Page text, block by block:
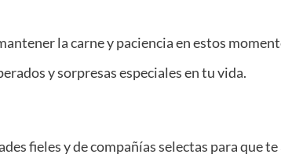
la carne y paciencia en estos
y sorpresas especiales en tu vida.
fieles y de compañías selectas para que te